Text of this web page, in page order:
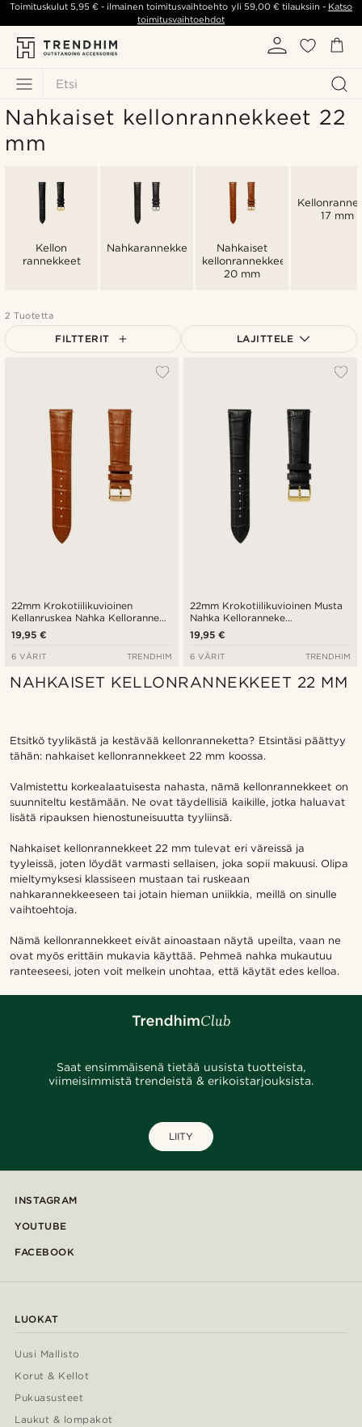
Etsi
Toimituskulut5,95 € - ilmainen toimitusvaihtoehto yli 59,00 €tilauksiin - Katso
toimitusvaihtoehdot
Nahkaiset kellonrannekkeet 22
mm
Kellon
rannekkeet
Nahkarannekkeet
Nahkaiset
kellonrannekkeet
20 mm
17 mm
2 Tuotetta
FILTTERIT LAJITTELE
22mm Krokotiilikuvioinen
Kellanruskea Nahka Kelloranneke
Ruusukultaisella Soljella –
pikakiinnitys
19,95 €
6 VÄRIT TRENDHIM
22mm Krokotiilikuvioinen Musta
Nahka Kelloranneke
Kullansävyisellä Soljella –
pikakiinnitys
19,95 €
6 VÄRIT TRENDHIM
NAHKAISET KELLONRANNEKKEET 22 MM
Etsitkö tyylikästä ja kestävää kellonranneketta? Etsintäsi päättyy
tähän: nahkaiset kellonrannekkeet 22 mm koossa.
Valmistettu korkealaatuisesta nahasta, nämä kellonrannekkeet on
suunniteltu kestämään. Ne ovat täydellisiä kaikille, jotka haluavat
lisätä ripauksen hienostuneisuutta tyyliinsä.
Nahkaiset kellonrannekkeet 22 mm tulevat eri väreissä ja
tyyleissä, joten löydät varmasti sellaisen, joka sopii makuusi. Olipa
mieltymyksesi klassiseen mustaan tai ruskeaan
nahkarannekkeeseen tai jotain hieman uniikkia, meillä on sinulle
vaihtoehtoja.
Nämä kellonrannekkeet eivät ainoastaan näytä upeilta, vaan ne
ovat myös erittäin mukavia käyttää. Pehmeä nahka mukautuu
ranteeseesi, joten voit melkein unohtaa, että käytät edes kelloa.
Saat ensimmäisenä tietää uusista tuotteista,
viimeisimmistä trendeistä & erikoistarjouksista.
LIITY
INSTAGRAM
YOUTUBE
FACEBOOK
LUOKAT
Uusi Mallisto
Korut & Kellot
Pukuasusteet
Laukut & lompakot